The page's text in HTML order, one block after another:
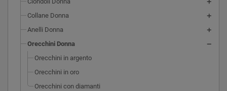
Collane Donna
Anelli Donna
Orecchini Donna
Orecchini in argento
Orecchini in oro
Orecchini con diamanti